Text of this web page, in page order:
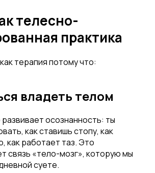
телесно-
практика
терапия потому что:
владеть телом
осознанность: ты
как ставишь стопу, как
как работает таз. Это
связь «тело-мозг», которую мы
суете.